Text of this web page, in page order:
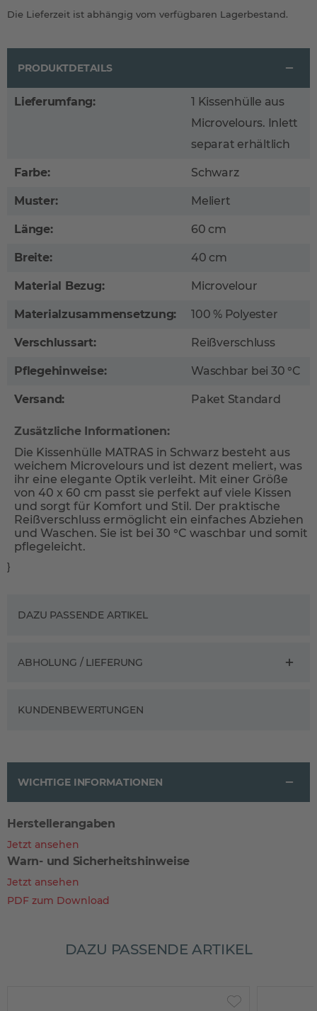
Die Lieferzeit ist abhängig vom verfügbaren Lagerbestand.
PRODUKTDETAILS
Lieferumfang:
1 Kissenhülle aus
Microvelours. Inlett
separat erhältlich
Farbe: Schwarz
Muster: Meliert
Länge: 60 cm
Breite: 40 cm
Material Bezug: Microvelour
Materialzusammensetzung: 100 % Polyester
Verschlussart: Reißverschluss
Pflegehinweise: Waschbar bei 30 °C
Versand: Paket Standard
Zusätzliche Informationen:
Die Kissenhülle MATRAS in Schwarz besteht aus
weichem Microvelours und ist dezent meliert, was
ihr eine elegante Optik verleiht. Mit einer Größe
von 40 x 60 cm passt sie perfekt auf viele Kissen
und sorgt für Komfort und Stil. Der praktische
Reißverschluss ermöglicht ein einfaches Abziehen
und Waschen. Sie ist bei 30 °C waschbar und somit
pflegeleicht.
}
DAZU PASSENDE ARTIKEL
ABHOLUNG / LIEFERUNG
KUNDENBEWERTUNGEN
WICHTIGE INFORMATIONEN
Herstellerangaben
Jetzt ansehen
Warn- und Sicherheitshinweise
Jetzt ansehen
PDF zum Download
DAZU PASSENDE ARTIKEL